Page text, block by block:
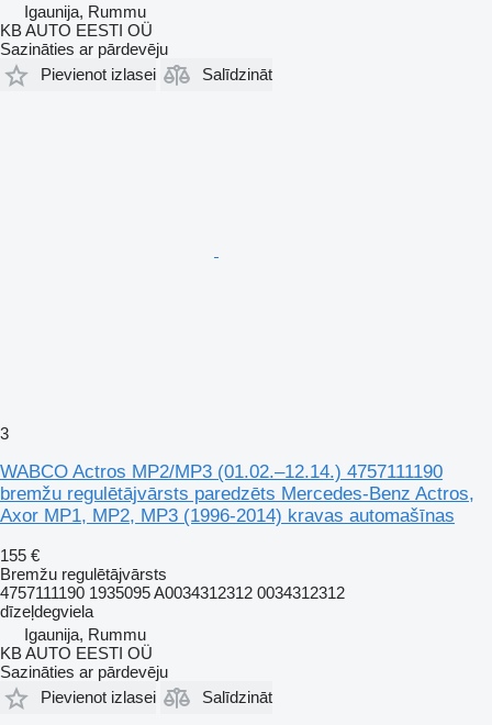
Igaunija, Rummu
KB AUTO EESTI OÜ
Sazināties ar pārdevēju
Pievienot izlasei
Salīdzināt
3
WABCO Actros MP2/MP3 (01.02.–12.14.) 4757111190
bremžu regulētājvārsts paredzēts Mercedes-Benz Actros,
Axor MP1, MP2, MP3 (1996-2014) kravas automašīnas
155 €
Bremžu regulētājvārsts
4757111190 1935095 A0034312312 0034312312
dīzeļdegviela
Igaunija, Rummu
KB AUTO EESTI OÜ
Sazināties ar pārdevēju
Pievienot izlasei
Salīdzināt